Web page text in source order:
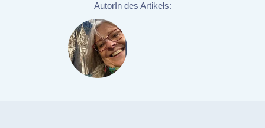
AutorIn des Artikels: